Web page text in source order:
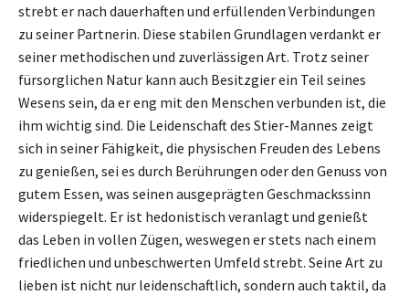
strebt er nach dauerhaften und erfüllenden Verbindungen
zu seiner Partnerin. Diese stabilen Grundlagen verdankt er
seiner methodischen und zuverlässigen Art. Trotz seiner
fürsorglichen Natur kann auch Besitzgier ein Teil seines
Wesens sein, da er eng mit den Menschen verbunden ist, die
ihm wichtig sind. Die Leidenschaft des Stier-Mannes zeigt
sich in seiner Fähigkeit, die physischen Freuden des Lebens
zu genießen, sei es durch Berührungen oder den Genuss von
gutem Essen, was seinen ausgeprägten Geschmackssinn
widerspiegelt. Er ist hedonistisch veranlagt und genießt
das Leben in vollen Zügen, weswegen er stets nach einem
friedlichen und unbeschwerten Umfeld strebt. Seine Art zu
lieben ist nicht nur leidenschaftlich, sondern auch taktil, da